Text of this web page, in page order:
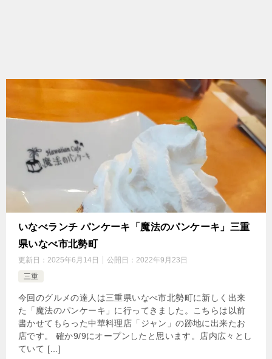
いなべランチ パンケーキ「魔法のパンケーキ」三重
県いなべ市北勢町
更新日： 2025年6月14日 公開日： 2022年9月23日
三重
今回のグルメの達人は三重県いなべ市北勢町に新しく出来
た「魔法のパンケーキ」に行ってきました。こちらは以前
書かせてもらった中華料理店「ジャン」の跡地に出来たお
店です。 確か9/9にオープンしたと思います。店内広々とし
ていて […]